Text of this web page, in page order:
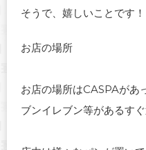
そうで、嬉しいことです！
お店の場所
お店の場所はCASPAがあ
ブンイレブン等があるすぐ